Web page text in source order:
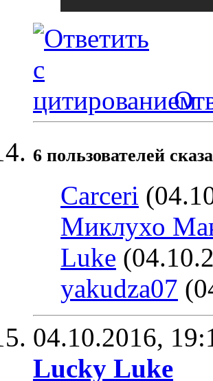
6 пользователей
Carceri
Миклухо
Luke
yakudza07
04.10.2016,
Lucky Luke